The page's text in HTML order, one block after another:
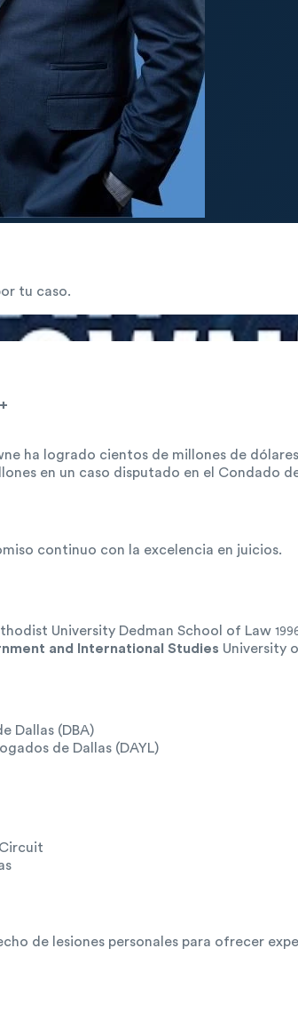
tu caso.
ha logrado cientos de millones de
en un caso disputado en el Condado
continuo con la excelencia en juicios.
University Dedman School of Law
and International Studies University
Dallas (DBA)
de Dallas (DAYL)
de lesiones personales para ofrecer